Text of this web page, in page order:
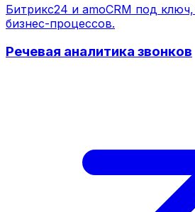
Битрикс24 и amoCRM под
бизнес-процессов.
Речевая аналитика звонков